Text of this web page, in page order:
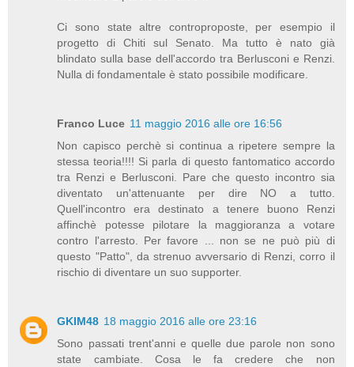
Ci sono state altre controproposte, per esempio il
progetto di Chiti sul Senato. Ma tutto è nato già
blindato sulla base dell'accordo tra Berlusconi e Renzi.
Nulla di fondamentale è stato possibile modificare.
Franco Luce 11 maggio 2016 alle ore 16:56
Non capisco perchè si continua a ripetere sempre la
stessa teoria!!!! Si parla di questo fantomatico accordo
tra Renzi e Berlusconi. Pare che questo incontro sia
diventato un'attenuante per dire NO a tutto.
Quell'incontro era destinato a tenere buono Renzi
affinchè potesse pilotare la maggioranza a votare
contro l'arresto. Per favore ... non se ne può più di
questo "Patto", da strenuo avversario di Renzi, corro il
rischio di diventare un suo supporter.
GKIM48 18 maggio 2016 alle ore 23:16
Sono passati trent'anni e quelle due parole non sono
state cambiate. Cosa le fa credere che non